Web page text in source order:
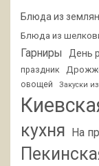
Блюда из
Блюда из
Гарниры День
праздник
овощей
Закуски
кухня
На